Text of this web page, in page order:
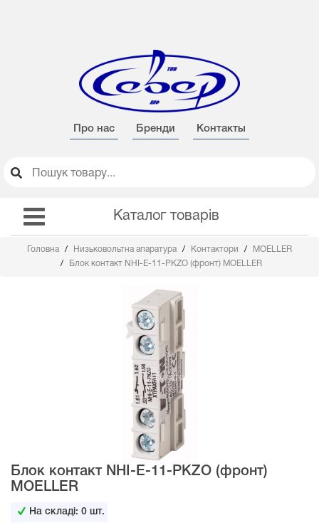
Про нас Бренди Контакты
Каталог товарів
Головна Низьковольтна апаратура Контактори
MOELLER
Блок контакт NHI-E-11-PKZO (фронт) MOELLER
Блок контакт NHI-E-11-PKZO (фронт)
MOELLER
На складі:0 шт.